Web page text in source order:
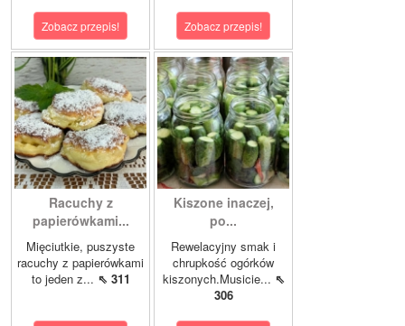
Zobacz przepis! Zobacz przepis!
Racuchy z
papierówkami...
Mięciutkie, puszyste
racuchy z papierówkami
to jeden z... ⇖ 311
Kiszone inaczej,
po...
Rewelacyjny smak i
chrupkość ogórków
kiszonych.Musicie... ⇖
306